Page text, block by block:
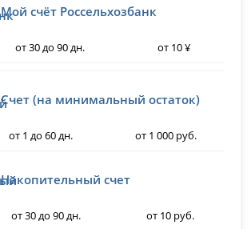
Мой счёт Россельхозбанк
от 30 до 90 дн. от 10 ¥
Счет (на минимальный остаток)
от 1 до 60 дн. от 1 000 руб.
Накопительный счет
от 30 до 90 дн. от 10 руб.